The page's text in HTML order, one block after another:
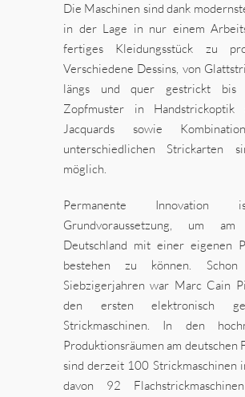
Die Maschinen sind dank
in der Lage in nur einem
fertiges Kleidungsstück zu
Verschiedene Dessins, von
längs und quer gestrickt bis
Zopfmuster in
Jacquards sowie
unterschiedlichen Strickarten
möglich.
Permanente
Grundvoraussetzung, um am
Deutschland mit einer eigenen
bestehen zu können.
Siebzigerjahren war Marc Cain
den ersten elektronisch
Strickmaschinen. In den
Produktionsräumen am deutschen
sind derzeit 100 Strickmaschinen
davon 92